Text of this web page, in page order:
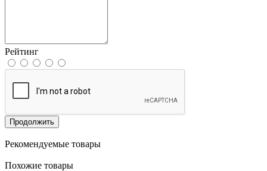
Рейтинг
Продолжить
Рекомендуемые товары
Похожие товары